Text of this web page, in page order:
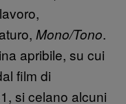
Mono/Tono.
apribile, su cui
film di
si celano alcuni